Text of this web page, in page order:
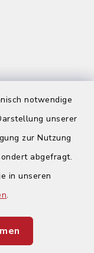
notwendige
unserer
zur Nutzung
abgefragt.
in unseren
.